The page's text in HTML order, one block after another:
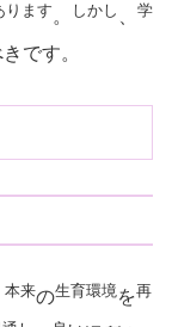
ります 。 しかし 学
です。
本来の生育環境を再